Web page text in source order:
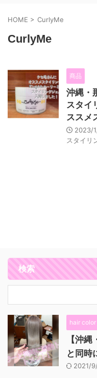
HOME > CurlyMe
CurlyMe
商品
沖縄・
スタイ
ススメ
2023/
スタイリ
検索
hair color
【沖
と同時
2021/